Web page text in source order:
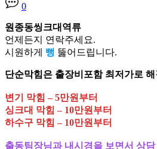
0
원종동씽크대역류
언제든지 연락주세요.
시원하게 뻥 뚫어드립니다.
단순막힘은 출장비포함 최저가로
변기 막힘 – 5만원부터
싱크대 막힘 – 10만원부터
하수구 막힘 – 10만원부터
출동팀장님과 내시경을 보면서 상